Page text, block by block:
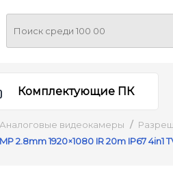
Комплектующие ПК
Аналоговые видеокамеры /
2.8mm 1920×1080 IR 20m IP67 4in1